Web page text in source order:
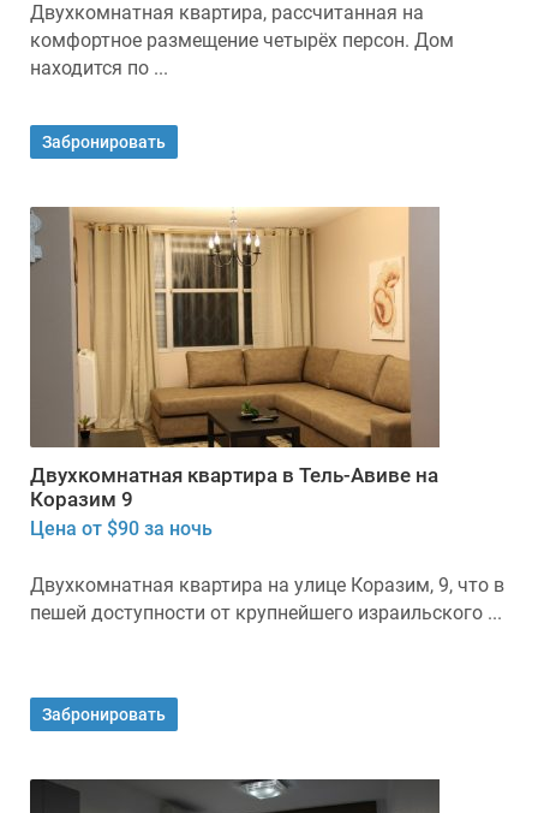
Двухкомнатная квартира, рассчитанная на
комфортное размещение четырёх персон. Дом
находится по ...
Забронировать
Двухкомнатная квартира в Тель-Авиве на
Коразим 9
Цена от $90 за ночь
Двухкомнатная квартира на улице Коразим, 9, что в
пешей доступности от крупнейшего израильского ...
Забронировать